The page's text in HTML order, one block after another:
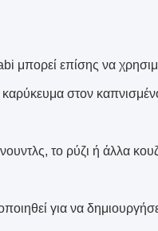
μπορεί επίσης να
καρύκευμα στον
το ρύζι ή άλλα
για να